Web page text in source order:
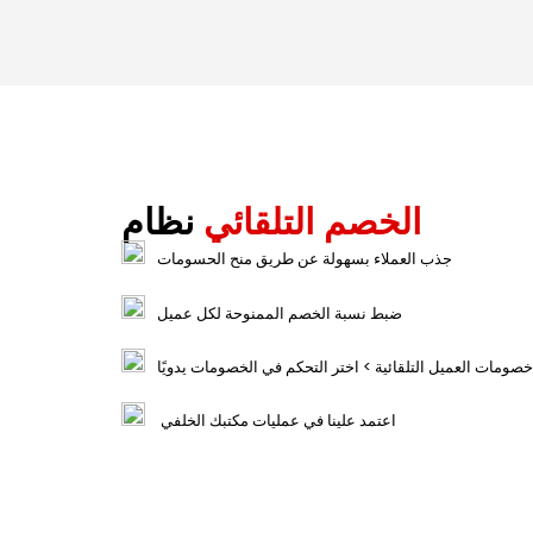
الخصم التلقائي نظام
جذب العملاء بسهولة عن طريق منح الحسومات
ضبط نسبة الخصم الممنوحة لكل عميل
العميل التلقائية > اختر التحكم في الخصومات يدويًا
اعتمد علينا في عمليات مكتبك الخلفي